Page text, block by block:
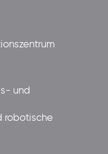
und
robotische